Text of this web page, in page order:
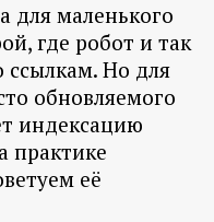
для маленького
где робот и так
ссылкам. Но для
обновляемого
индексацию
практике
её